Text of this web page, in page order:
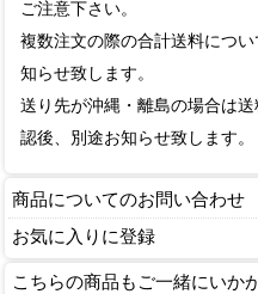
ご注意下さい。
複数注文の際の合計送料につ
知らせ致します。
送り先が沖縄・離島の場合は
認後、別途お知らせ致します。
商品についてのお問い合わせ
お気に入りに登録
こちらの商品もご一緒にいか